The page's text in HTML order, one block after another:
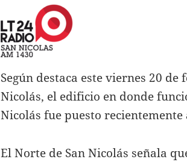
Según destaca este viernes 20
Nicolás, el edificio en donde
Nicolás fue puesto recientemente
El Norte de San Nicolás señala